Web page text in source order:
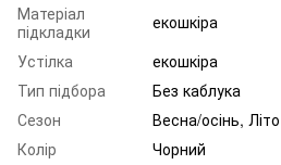
Матеріал
підкладки
екошкіра
Устілка
екошкіра
Тип підбора
Без каблука
Сезон
Весна/осінь, Літо
Колір
Чорний